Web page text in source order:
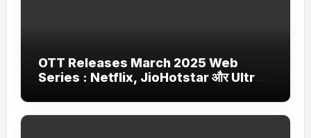
OTT Releases March 2025 Web
Series : Netflix, JioHotstar और Ultra